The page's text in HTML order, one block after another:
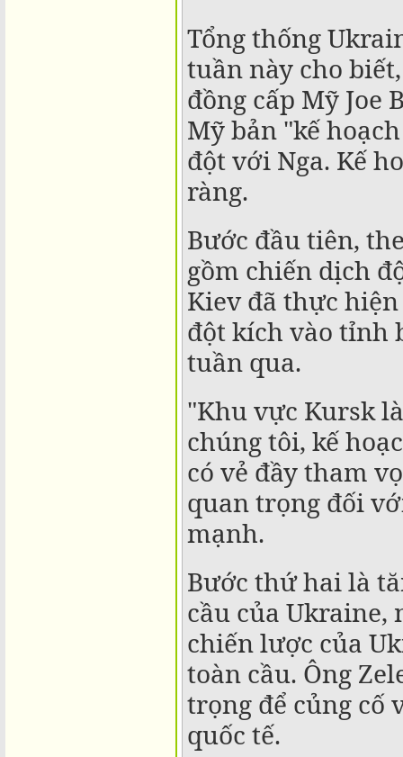
Tổng thống
tuần này cho
đồng cấp Mỹ Joe
Mỹ bản "kế
đột với Nga. Kế
ràng.
Bước đầu tiên,
gồm chiến dịch
Kiev đã thực
đột kích vào tỉnh
tuần qua.
"Khu vực Kursk
chúng tôi, kế
có vẻ đầy tham
quan trọng đối
mạnh.
Bước thứ hai là
cầu của Ukraine,
chiến lược của
toàn cầu. Ông
trọng để củng cố
quốc tế.